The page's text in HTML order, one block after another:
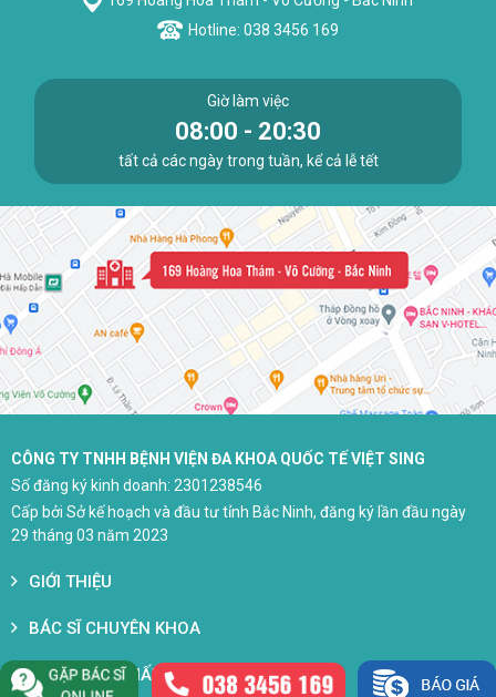
Hotline: 038 3456 169
Giờ làm việc
08:00 - 20:30
tất cả các ngày trong tuần, kể cả lễ tết
CÔNG TY TNHH BỆNH VIỆN ĐA KHOA QUỐC TẾ VIỆT SING
Số đăng ký kinh doanh: 2301238546
Cấp bởi Sở kế hoạch và đầu tư tỉnh Bắc Ninh, đăng ký lần đầu ngày
29 tháng 03 năm 2023
GIỚI THIỆU
BÁC SĨ CHUYÊN KHOA
CƠ SỞ VẬT CHẤT